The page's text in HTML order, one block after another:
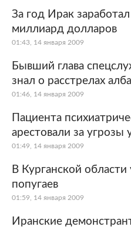
За год Ирак
миллиард долларов
01:43, 14 января 2009
Бывший глава
знал о расстрелах
01:46, 14 января 2009
Пациента
арестовали за угрозы
01:49, 14 января 2009
В Курганской
попугаев
01:59, 14 января 2009
Иранские